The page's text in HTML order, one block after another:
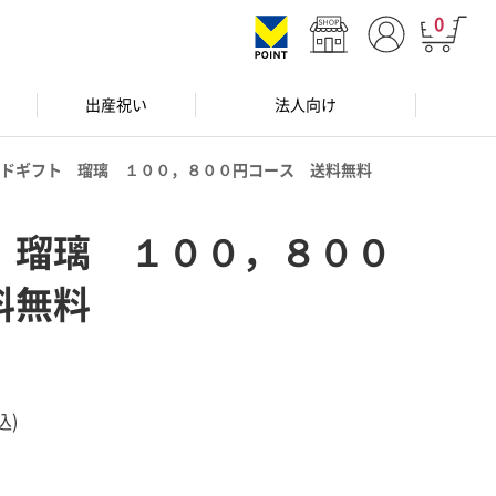
0
出産祝い 法人向け
ギフト 瑠璃 １００，８００円コース 送料無料
璃 １００，８００
料
)